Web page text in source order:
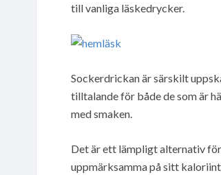
till vanliga läskedrycker.
Sockerdrickan är särskilt
tilltalande för både de som är
med smaken.
Det är ett lämpligt alternativ
uppmärksamma på sitt